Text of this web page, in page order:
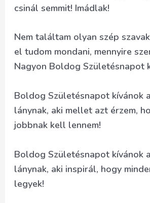
csinál semmit! Imádlak!
Nem találtam olyan szép
el tudom mondani, mennyire
Nagyon Boldog Születésnapot
Boldog Születésnapot kívánok
lánynak, aki mellet azt érzem,
jobbnak kell lennem!
Boldog Születésnapot kívánok
lánynak, aki inspirál, hogy
legyek!